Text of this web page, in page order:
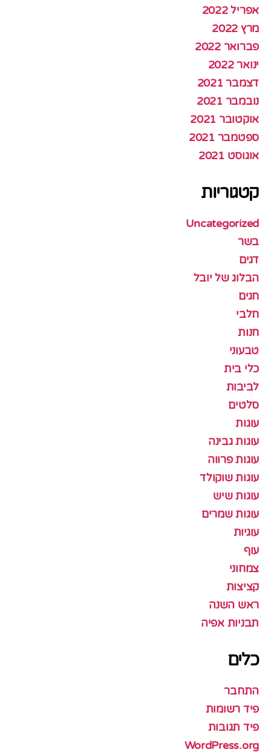
אפריל 2022
מרץ 2022
פברואר 2022
ינואר 2022
דצמבר 2021
נובמבר 2021
אוקטובר 2021
ספטמבר 2021
אוגוסט 2021
קטגוריות
Uncategorized
בשר
דגים
הבלוג של יובל
חגים
חלבי
חנות
טבעוני
כלי בית
לביבות
סלטים
עוגות
עוגות גבינה
עוגות פרווה
עוגות שוקולד
עוגות שיש
עוגות שמרים
עוגיות
עוף
צמחוני
קציצות
ראש השנה
תבניות אפיה
כלים
התחבר
פיד רשומות
פיד תגובות
WordPress.org